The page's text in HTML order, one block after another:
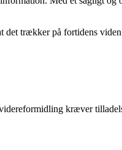
trækker på fortidens
kræver